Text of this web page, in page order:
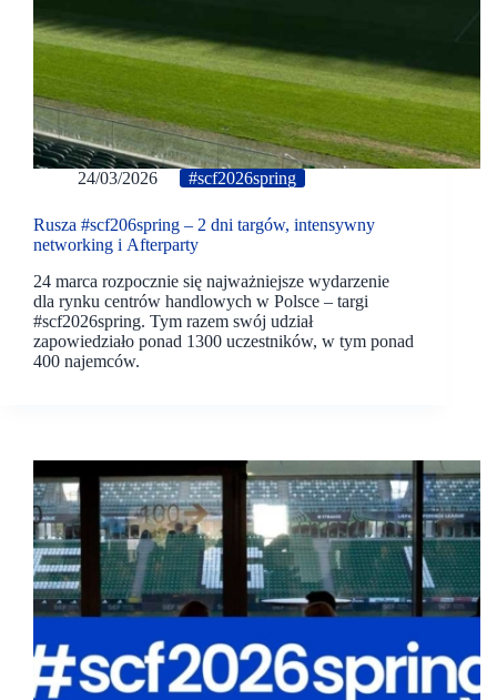
24/03/2026 #scf2026spring
Rusza #scf206spring – 2 dni targów, intensywny
networking i Afterparty
24 marca rozpocznie się najważniejsze wydarzenie
dla rynku centrów handlowych w Polsce – targi
#scf2026spring. Tym razem swój udział
zapowiedziało ponad 1300 uczestników, w tym ponad
400 najemców.